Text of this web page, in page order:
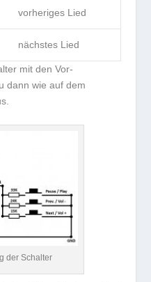
vorheriges Lied
nächstes Lied
mit den Vor-
dann wie auf dem
der Schalter